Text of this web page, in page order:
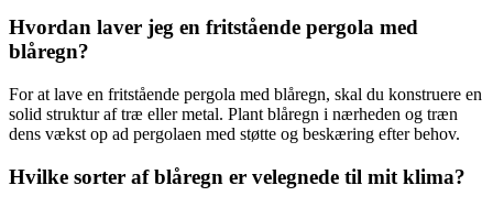
Hvordan laver jeg en fritstående pergola med
blåregn?
For at lave en fritstående pergola med blåregn, skal du konstruere en
solid struktur af træ eller metal. Plant blåregn i nærheden og træn
dens vækst op ad pergolaen med støtte og beskæring efter behov.
Hvilke sorter af blåregn er velegnede til mit klima?